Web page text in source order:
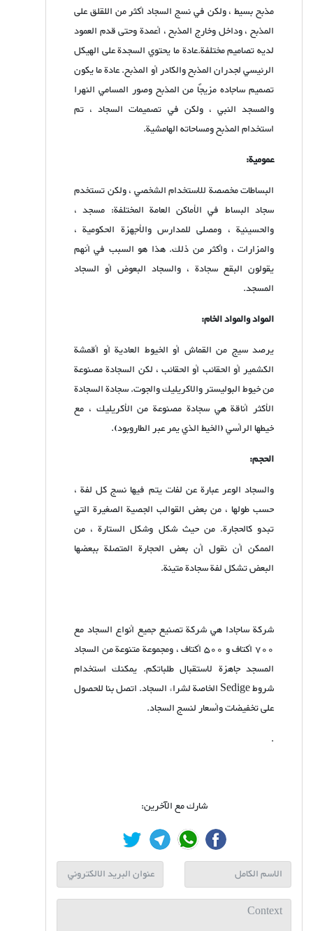
مذبح بسيط ، ولكن في نسج السجاد أكثر من اللقلق على
المذبح ، وداخل وخارج المذبح ، أعمدة وحتى قدم العمود
لديه تصاميم مختلفة.عادة ما يحتوي السجدة على الهيكل
الرئيسي لجدران المذبح والكادر أو المذبح. عادة ما يكون
تصميم ساجاده مزيجًا من المذبح وصور المسامي النهرا
والمسجد النبي ، ولكن في تصميمات السجاد ، تم
استخدام المذبح ومساحاته الهامشية.
عمومية:
البساطات مخصصة للاستخدام الشخصي ، ولكن تستخدم
سجاد البساط في الأماكن العامة المختلفة: مسجد ،
والحسينية ، ومصلى للمدارس والأجهزة الحكومية ،
والمزارات ، وأكثر من ذلك. هذا هو السبب في أنهم
يقولون البقع سجادة ، والسجاد البعوض أو السجاد
المسجد.
المواد والمواد الخام:
یرصد سيج من القماش أو الخيوط العادية أو أقمشة
الكشمير أو الحقائب أو الحقائب ، لكن السجادة مصنوعة
من خيوط البوليستر والاكريليك والجوت. سجادة السجادة
الأكثر أناقة هي سجادة مصنوعة من الأكريليك ، مع
خيطها الرأسي (الخيط الذي يمر عبر الطاروبود).
الحجم:
والسجاد الوعر عبارة عن لفات يتم فيها نسج كل لفة ،
حسب طولها ، من بعض القوالب الجصية الصغيرة التي
تبدو كالحجارة. من حيث شكل وشكل الستارة ، من
الممكن أن نقول أن بعض الحجارة المتصلة ببعضها
البعض تشكل لفة سجادة متينة.
شركة ساجادا هي شركة تصنيع جميع أنواع السجاد مع
700 أكتاف و 500 أكتاف ، ومجموعة متنوعة من السجاد
المسجد جاهزة لاستقبال طلباتكم. يمكنك استخدام
شروط Sedige الخاصة لشراء السجاد. اتصل بنا للحصول
على تخفيضات وأسعار لنسج السجاد.
.
شارك مع الآخرين: